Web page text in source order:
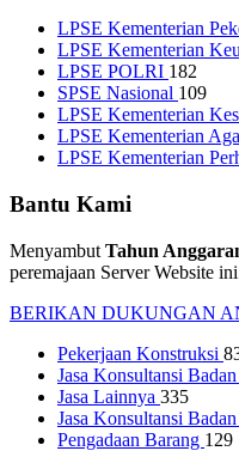
LPSE Kementerian
LPSE Kementerian
LPSE POLRI 182
SPSE Nasional 109
LPSE Kementerian
LPSE Kementerian
LPSE Kementerian
Bantu Kami
Menyambut Tahun
peremajaan Server Website
BERIKAN DUKUNGAN
Pekerjaan Konstruksi
Jasa Konsultansi
Jasa Lainnya 335
Jasa Konsultansi
Pengadaan Barang 129